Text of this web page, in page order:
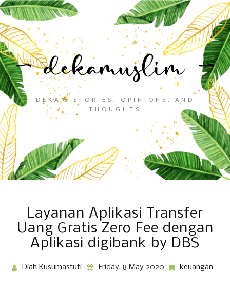
DEKA'S STORIES, OPINIONS, AND
THOUGHTS
Layanan Aplikasi Transfer
Uang Gratis Zero Fee dengan
Aplikasi digibank by DBS
Diah Kusumastuti Friday, 8 May 2020 keuangan